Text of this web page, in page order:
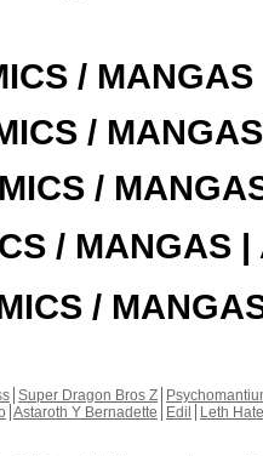
/
/
/
/ MANGAS |
/
Super Dragon Bros Z
Astaroth Y Bernadette Edil
Leth Hate